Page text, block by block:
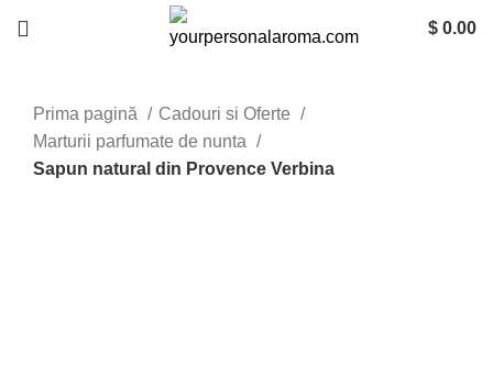
$ 0.00
Prima pagină
Cadouri si Oferte
Marturii parfumate de nunta
Sapun natural din Provence Verbina